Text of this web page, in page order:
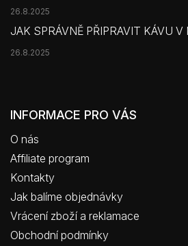
26.8.2025
JAK SPRÁVNĚ PŘIPRAVIT KÁVU
26.8.2025
INFORMACE PRO VÁS
O nás
Affiliate program
Kontakty
Jak balíme objednávky
Vrácení zboží a reklamace
Obchodní podmínky